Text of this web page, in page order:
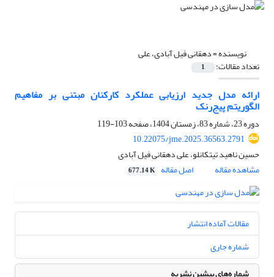
نویسنده =دهقانی فیل آبادی، علی
تعداد مقالات: 1
ارائه مدل جدید ارزیابی عملکرد کارکنان مبتنی بر مفاهیم
الگوریتم پیج‌رنک
دوره 23، شماره 83، زمستان 1404، صفحه
103-119
10.22075/jme.2025.36563.2791
حسین ناهید تیتکانلو، علی دهقانی فیل آبادی
مشاهده مقاله
اصل مقاله 677.14 K
مقالات آماده انتشار
شماره جاری
شماره‌های پیشین نشریه